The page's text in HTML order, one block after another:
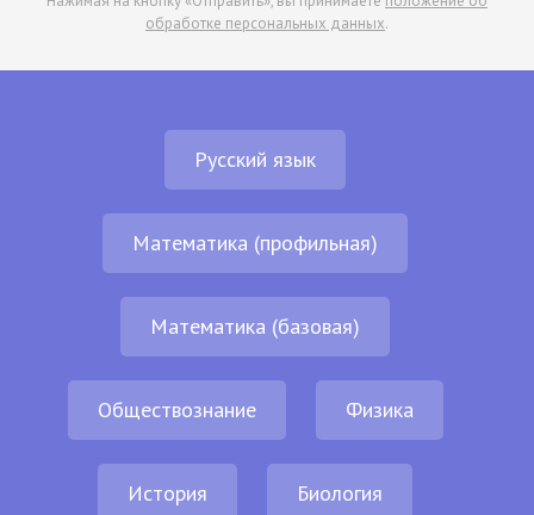
обработке персональных данных.
Русский язык
Математика (профильная)
Математика (базовая)
Обществознание Физика
История Биология